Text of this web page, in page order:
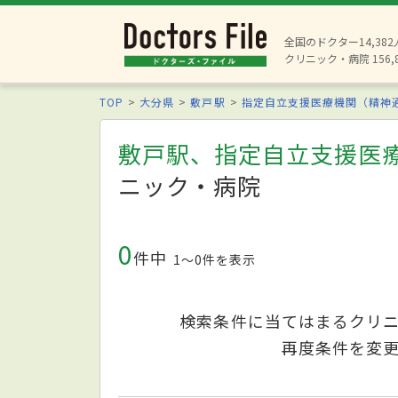
全国のドクター14,382
クリニック・病院
TOP 大分県 敷戸駅 指定自立支援医療機関（精神
敷戸駅、指定自立支援医
ニック・病院
0件中 1〜0件を表示
検索条件に当てはまるクリ
再度条件を変